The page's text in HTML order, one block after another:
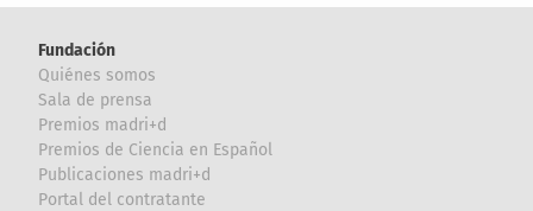
Fundación
Quiénes somos
Sala de prensa
Premios madri+d
Premios de Ciencia en Español
Publicaciones madri+d
Portal del contratante